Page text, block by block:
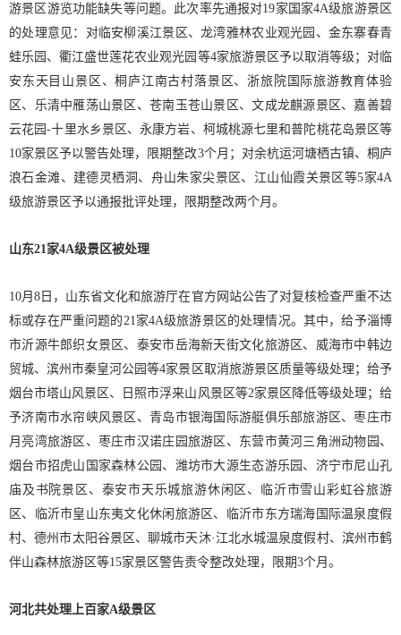
游景区游览功能缺失等问题。此次率先通报对19家国家4A级旅游景区
的处理意见：对临安柳溪江景区、龙湾雅林农业观光园、金东寨春青
蛙乐园、衢江盛世莲花农业观光园等4家旅游景区予以取消等级；对临
安东天目山景区、桐庐江南古村落景区、浙旅院国际旅游教育体验
区、乐清中雁荡山景区、苍南玉苍山景区、文成龙麒源景区、嘉善碧
云花园-十里水乡景区、永康方岩、柯城桃源七里和普陀桃花岛景区等
10家景区予以警告处理，限期整改3个月；对余杭运河塘栖古镇、桐庐
浪石金滩、建德灵栖洞、舟山朱家尖景区、江山仙霞关景区等5家4A
级旅游景区予以通报批评处理，限期整改两个月。
山东21家4A级景区被处理
10月8日，山东省文化和旅游厅在官方网站公告了对复核检查严重不达
标或存在严重问题的21家4A级旅游景区的处理情况。其中，给予淄博
市沂源牛郎织女景区、泰安市岳海新天街文化旅游区、威海市中韩边
贸城、滨州市秦皇河公园等4家景区取消旅游景区质量等级处理；给予
烟台市塔山风景区、日照市浮来山风景区等2家景区降低等级处理；给
予济南市水帘峡风景区、青岛市银海国际游艇俱乐部旅游区、枣庄市
月亮湾旅游区、枣庄市汉诺庄园旅游区、东营市黄河三角洲动物园、
烟台市招虎山国家森林公园、潍坊市大源生态游乐园、济宁市尼山孔
庙及书院景区、泰安市天乐城旅游休闲区、临沂市雪山彩虹谷旅游
区、临沂市皇山东夷文化休闲旅游区、临沂市东方瑞海国际温泉度假
村、德州市太阳谷景区、聊城市天沐·江北水城温泉度假村、滨州市鹤
伴山森林旅游区等15家景区警告责令整改处理，限期3个月。
河北共处理上百家A级景区